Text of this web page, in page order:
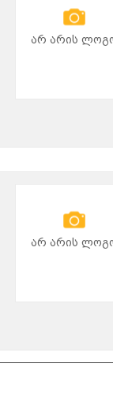
არ არის
არ არის